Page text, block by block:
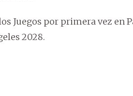
Juegos por primera vez en
2028.